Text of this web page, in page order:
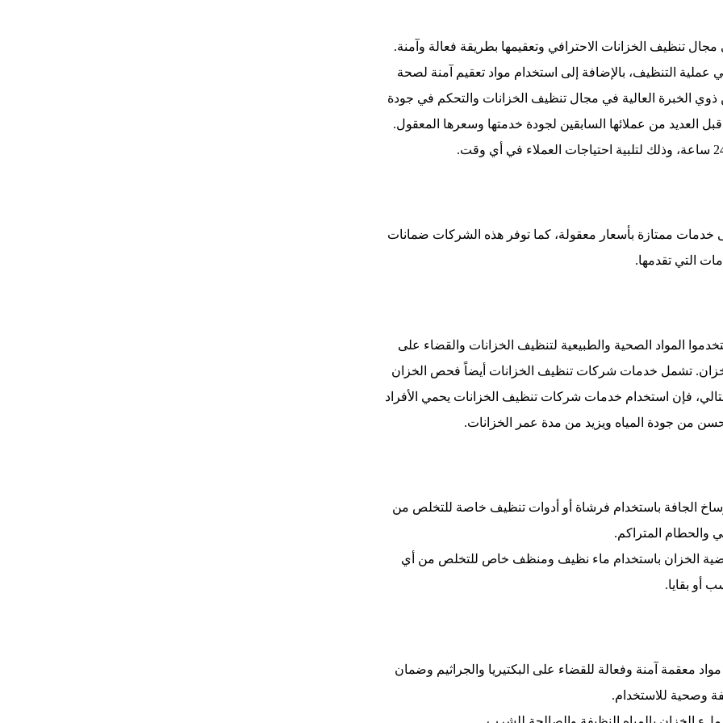
تنظيف الخزانات الاحترافي وتعقيمها بطريقة فعالة وآمنة.
عملية التنظيف، بالإضافة إلى استخدام مواد تعقيم آمنة لصحة
ذوي الخبرة العالية في مجال تنظيف الخزانات والتحكم في جودة
العديد من عملائها السابقين لجودة خدمتها وسعرها المعقول.
ممتازة بأسعار معقولة، كما توفر هذه الشركات ضمانات
التي تقدمها.
المواد الصحية والطبيعية لتنظيف الخزانات والقضاء على
الخزان. تشمل خدمات شركات تنظيف الخزانات أيضاً فحص الخزان
فإن استخدام خدمات شركات تنظيف الخزانات يحمي الأفراد
من جودة المياه ويزيد من مدة عمر الخزانات.
الجافة باستخدام فرشاة أو أدوات تنظيف خاصة للتخلص من
والحطام المتراكم.
الخزان باستخدام ماء نظيف ومنظف خاص للتخلص من أي
أو بقايا.
معقمة آمنة وفعالة للقضاء على البكتيريا والجراثيم وضمان
وصحية للاستخدام.